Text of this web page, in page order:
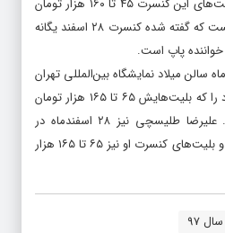
هوادارانش می‌خواند قیمت بلیت‌های این کنسرت ۴۵ تا ۱۶۰ هزار تومان
تعیین شده است؛ این در حالیست که گفته شده کنسرت ۲۸ اسفند یگانه
۲۷ اسفندماه سالن میلاد نمایشگاه بین‌المللی تهران
را در اختیار دارد تا کنسرت خود را که بلیت‌هایش ۶۵ تا ۱۶۵ هزار تومان
به فروش می‌رسد؛ برگزار کند. علیرضا طلیسچی نیز ۲۸ اسفندماه در
همین سال روی صحنه می‌رود و بلیت‌های کنسرت او نیز ۶۵ تا ۱۶۵ هزار
97